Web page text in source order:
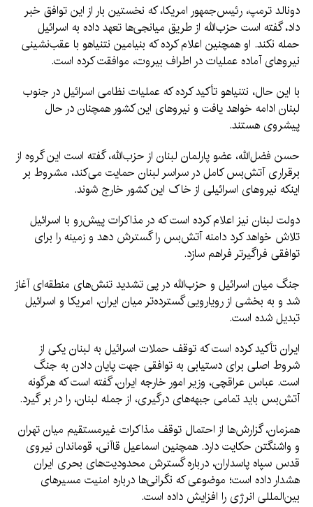
دونالد ترمپ، رئیس‌جمهور امریکا، که نخستین بار از این توافق خبر
داد، گفته است حزب‌الله از طریق میانجی‌ها تعهد داده به اسرائیل
حمله نکند. او همچنین اعلام کرده که بنیامین نتنیاهو با عقب‌نشینی
نیروهای آماده عملیات در اطراف بیروت، موافقت کرده است.
با این حال، نتنیاهو تأکید کرده که عملیات نظامی اسرائیل در جنوب
لبنان ادامه خواهد یافت و نیروهای این کشور همچنان در حال
پیشروی هستند.
حسن فضل‌الله، عضو پارلمان لبنان از حزب‌الله، گفته است این گروه از
برقراری آتش‌بس کامل در سراسر لبنان حمایت می‌کند، مشروط بر
اینکه نیروهای اسرائیلی از خاک این کشور خارج شوند.
دولت لبنان نیز اعلام کرده است که در مذاکرات پیش‌رو با اسرائیل
تلاش خواهد کرد دامنه آتش‌بس را گسترش دهد و زمینه را برای
توافقی فراگیرتر فراهم سازد.
جنگ میان اسرائیل و حزب‌الله در پی تشدید تنش‌های منطقه‌ای آغاز
شد و به بخشی از رویارویی گسترده‌تر میان ایران، امریکا و اسرائیل
تبدیل شده است.
ایران تأکید کرده است که توقف حملات اسرائیل به لبنان یکی از
شروط اصلی برای دستیابی به توافقی جهت پایان دادن به جنگ
است. عباس عراقچی، وزیر امور خارجه ایران، گفته است که هرگونه
آتش‌بس باید تمامی جبهه‌های درگیری، از جمله لبنان، را در بر گیرد.
همزمان، گزارش‌ها از احتمال توقف مذاکرات غیرمستقیم میان تهران
و واشنگتن حکایت دارد. همچنین اسماعیل قاآنی، قوماندان نیروی
قدس سپاه پاسداران، درباره گسترش محدودیت‌های بحری ایران
هشدار داده است؛ موضوعی که نگرانی‌ها درباره امنیت مسیرهای
بین‌المللی انرژی را افزایش داده است.